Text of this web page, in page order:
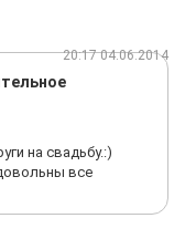
20:17 04.06.2014
на свадьбу.:)
все